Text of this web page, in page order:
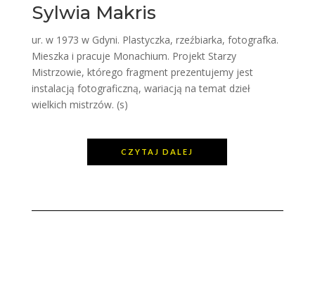
Sylwia Makris
ur. w 1973 w Gdyni. Plastyczka, rzeźbiarka, fotografka.
Mieszka i pracuje Monachium. Projekt Starzy
Mistrzowie, którego fragment prezentujemy jest
instalacją fotograficzną, wariacją na temat dzieł
wielkich mistrzów. (s)
CZYTAJ DALEJ